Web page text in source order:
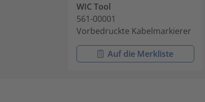
WIC Tool
561-00001
Vorbedruckte Kabelmarkierer
Auf die Merkliste